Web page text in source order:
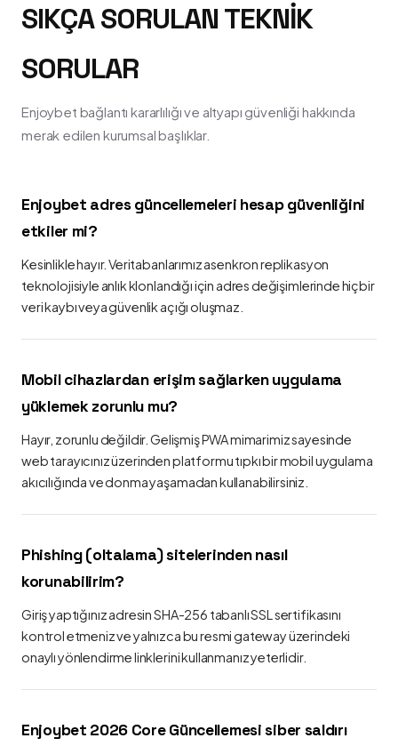
SIKÇA SORULAN TEKNIK
SORULAR
Enjoybet bağlantı kararlılığı ve altyapı güvenliği hakkında
merak edilen kurumsal başlıklar.
Enjoybet adres güncellemeleri hesap güvenliğini
etkiler mi?
Kesinlikle hayır. Veritabanlarımız asenkron replikasyon
teknolojisiyle anlık klonlandığı için adres değişimlerinde hiçbir
veri kaybı veya güvenlik açığı oluşmaz.
Mobil cihazlardan erişim sağlarken uygulama
yüklemek zorunlu mu?
Hayır, zorunlu değildir. Gelişmiş PWA mimarimiz sayesinde
web tarayıcınız üzerinden platformu tıpkı bir mobil uygulama
akıcılığında ve donma yaşamadan kullanabilirsiniz.
Phishing (oltalama) sitelerinden nasıl
korunabilirim?
Giriş yaptığınız adresin SHA-256 tabanlı SSL sertifikasını
kontrol etmeniz ve yalnızca bu resmi gateway üzerindeki
onaylı yönlendirme linklerini kullanmanız yeterlidir.
Enjoybet 2026 Core Güncellemesi siber saldırı